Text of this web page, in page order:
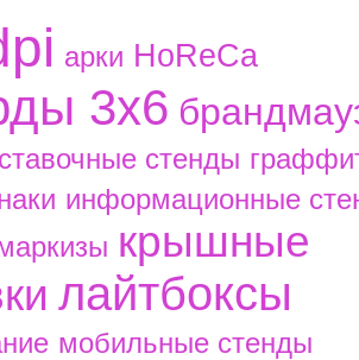
aрки HoReCa
3х6
стенды
информационные
крышные
лайтбоксы
мобильные стенды